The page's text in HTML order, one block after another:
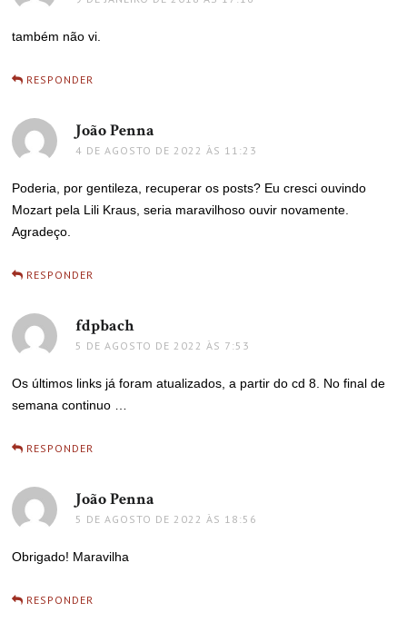
também não vi.
RESPONDER
João Penna
4 DE AGOSTO DE 2022 ÀS 11:23
Poderia, por gentileza, recuperar os posts? Eu cresci ouvindo
Mozart pela Lili Kraus, seria maravilhoso ouvir novamente.
Agradeço.
RESPONDER
fdpbachdisse:
5 DE AGOSTO DE 2022 ÀS 7:53
Os últimos links já foram atualizados, a partir do cd 8. No final de
semana continuo …
RESPONDER
João Penna
5 DE AGOSTO DE 2022 ÀS 18:56
Obrigado! Maravilha
RESPONDER